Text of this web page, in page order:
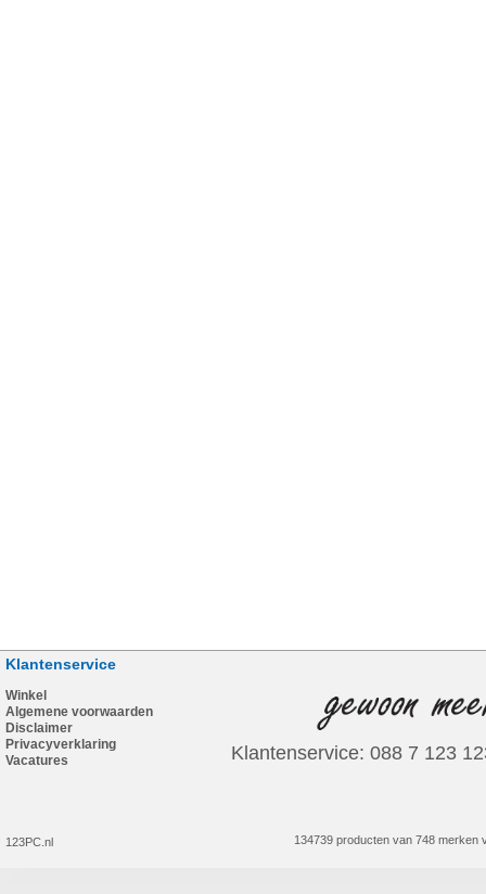
Klantenservice
Winkel
Algemene voorwaarden
Disclaimer
Privacyverklaring
Vacatures
123PC.nl
Klantenservice: 088 7 123
134739 producten van 748 merken